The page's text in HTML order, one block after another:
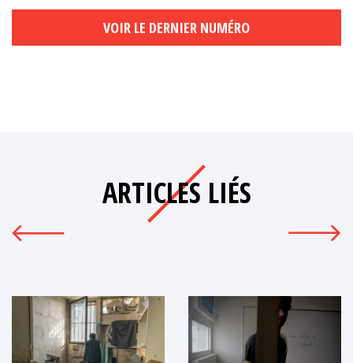
VOIR LE DERNIER NUMÉRO
ARTICLES LIÉS